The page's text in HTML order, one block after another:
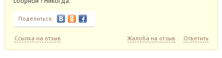
Поделиться:
Ссылка на отзыв Жалоба на отзыв Ответить